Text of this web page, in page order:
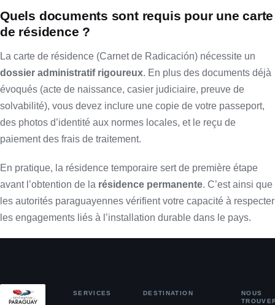
Quels documents sont requis pour une carte
de résidence ?
La carte de résidence (Carnet de Radicación) nécessite un
dossier administratif rigoureux. En plus des documents déjà
évoqués (acte de naissance, casier judiciaire, preuve de
solvabilité), vous devez inclure une copie de votre passeport,
des photos d’identité aux normes locales, et le reçu de
paiement des frais de traitement.
En pratique, la résidence temporaire sert de première étape
avant l’obtention de la résidence permanente. C’est ainsi que
les autorités paraguayennes vérifient votre capacité à respecter
les engagements liés à l’installation durable dans le pays.
SERVICES DESTINATION
NOUS